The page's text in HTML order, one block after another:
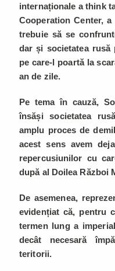
internaționale a think
Cooperation Center,
trebuie să se
dar și societatea rusă
pe care-l poartă la
an de zile.
Pe tema în cauză,
însăși societatea
amplu proces de
acest sens avem
repercusiunilor cu
după al Doilea Război
De asemenea,
evidențiat că, pentru
termen lung a
decât necesară
teritorii.